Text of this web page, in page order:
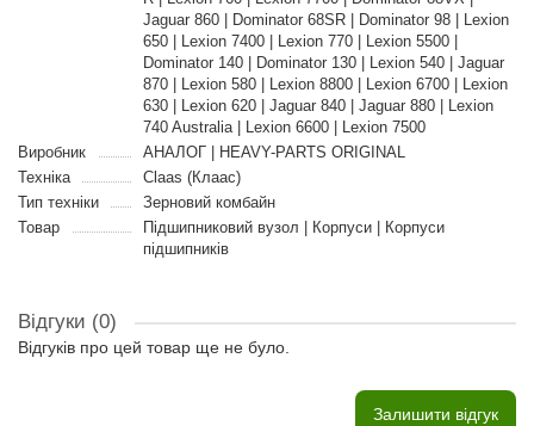
Jaguar 860 | Dominator 68SR | Dominator 98 | Lexion
650 | Lexion 7400 | Lexion 770 | Lexion 5500 |
Dominator 140 | Dominator 130 | Lexion 540 | Jaguar
870 | Lexion 580 | Lexion 8800 | Lexion 6700 | Lexion
630 | Lexion 620 | Jaguar 840 | Jaguar 880 | Lexion
740 Australia | Lexion 6600 | Lexion 7500
Виробник
АНАЛОГ | HEAVY-PARTS ORIGINAL
Техніка
Claas (Клаас)
Тип техніки
Зерновий комбайн
Товар
Підшипниковий вузол | Корпуси | Корпуси
підшипників
Відгуки (0)
Відгуків про цей товар ще не було.
Залишити відгук